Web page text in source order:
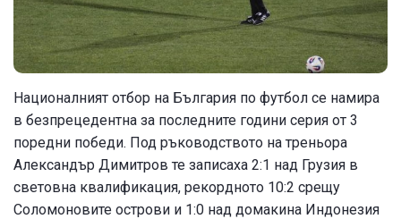
Националният отбор на България по футбол се намира
в безпрецедентна за последните години серия от 3
поредни победи. Под ръководството на треньора
Александър Димитров те записаха 2:1 над Грузия в
световна квалификация, рекордното 10:2 срещу
Соломоновите острови и 1:0 над домакина Индонезия